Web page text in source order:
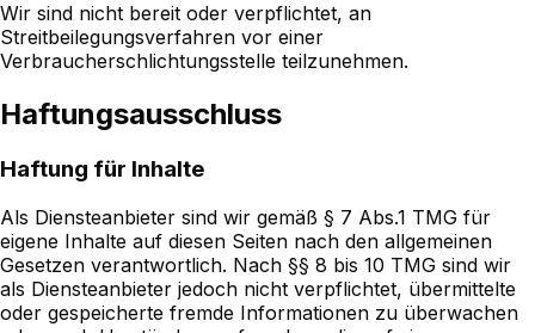
Wir sind nicht bereit oder verpflichtet, an
Streitbeilegungsverfahren vor einer
Verbraucherschlichtungsstelle teilzunehmen.
Haftungsausschluss
Haftung für Inhalte
Als Diensteanbieter sind wir gemäß § 7 Abs.1 TMG für
eigene Inhalte auf diesen Seiten nach den allgemeinen
Gesetzen verantwortlich. Nach §§ 8 bis 10 TMG sind wir
als Diensteanbieter jedoch nicht verpflichtet, übermittelte
oder gespeicherte fremde Informationen zu überwachen